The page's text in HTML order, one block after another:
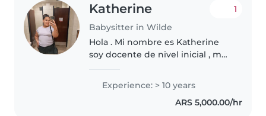
Katherine
Babysitter in Wilde
1
Hola . Mi nombre es Katherine
soy docente de nivel inicial , me
,soy de zona sur y cuento con
disponibilidad horaria...
Experience: > 10 years
ARS 5,000.00/hr